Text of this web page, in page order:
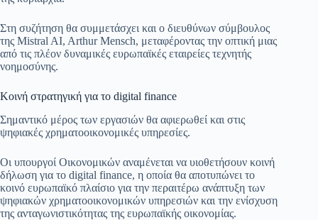
Στη συζήτηση θα συμμετάσχει και ο διευθύνων σύμβουλος
της Mistral AI, Arthur Mensch, μεταφέροντας την οπτική μιας
από τις πλέον δυναμικές ευρωπαϊκές εταιρείες τεχνητής
νοημοσύνης.
Κοινή στρατηγική για το digital finance
Σημαντικό μέρος των εργασιών θα αφιερωθεί και στις
ψηφιακές χρηματοοικονομικές υπηρεσίες.
Οι υπουργοί Οικονομικών αναμένεται να υιοθετήσουν κοινή
δήλωση για το digital finance, η οποία θα αποτυπώνει το
κοινό ευρωπαϊκό πλαίσιο για την περαιτέρω ανάπτυξη των
ψηφιακών χρηματοοικονομικών υπηρεσιών και την ενίσχυση
της ανταγωνιστικότητας της ευρωπαϊκής οικονομίας.